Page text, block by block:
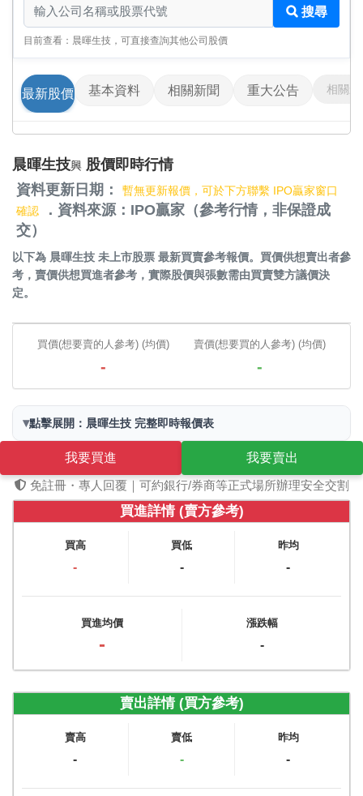
搜尋
目前查看：晨暉生技，可直接查詢其他公司股價
最新股價 基本資料 相關新聞 重大公告 相關影
晨暉生技興 股價即時行情
資料更新日期：
暫無更新報價，可於下方聯繫 IPO贏家窗口
確認
．資料來源：IPO贏家（參考行情，非保證成
交）
以下為 晨暉生技 未上市股票 最新買賣參考報價。買價供想賣出者參
考，賣價供想買進者參考，實際股價與張數需由買賣雙方議價決
定。
買價(想要賣的人參考) (均價)
-
賣價(想要買的人參考) (均價)
-
▾點擊展開：晨暉生技 完整即時報價表
我要買進
我要賣出
免註冊・專人回覆｜可約銀行/券商等正式場所辦理安全交割
買進詳情 (賣方參考)
買高
-
買低
-
昨均
-
買進均價
-
漲跌幅
-
賣出詳情 (買方參考)
賣高
-
賣低
-
昨均
-